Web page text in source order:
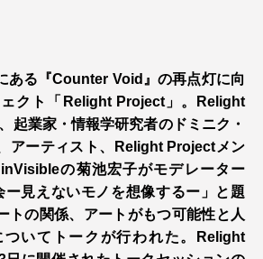
ある『Counter Void』の再点灯に向
クト「Relight Project」。Relight
起業家・情報学研究者のドミニク・
アーティスト、Relight Projectメン
の菊池宏子がモデレーター
ー見えないモノを想像するー」と題
トの関係、アートがもつ可能性と人
いてトークが行われた。Relight